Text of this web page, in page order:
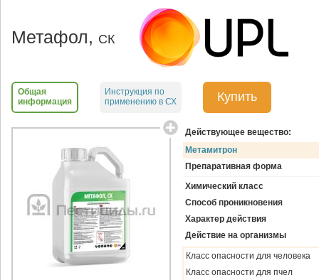
Метафол, СК
Общая
информация
Инструкция по
применению в СХ
Купить
Действующее вещество:
Метамитрон
Препаративная форма
Химический класс
Способ проникновения
Характер действия
Действие на организмы
Класс опасности для человека
Класс опасности для пчел